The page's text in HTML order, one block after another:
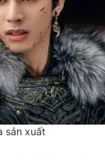
sản xuất